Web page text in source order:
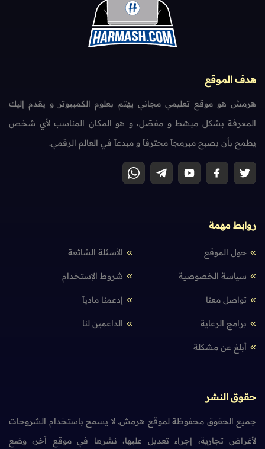
هدف الموقع
هرمش هو موقع تعليمي مجاني يهتم بعلوم الكمبيوتر و يقدم إليك
المعرفة بشكل مبسّط و مفصّل، و هو المكان المناسب لأي شخص
يطمح بأن يصبح مبرمجاً محترفاً و مبدعاً في العالم الرقمي.
روابط مهمة
حول الموقع الأسئلة الشائعة
سياسة الخصوصية شروط الإستخدام
تواصل معنا إدعمنا مادياً
برامج الرعاية الداعمين لنا
أبلغ عن مشكلة
حقوق النشر
جميع الحقوق محفوظة لموقع هرمش. لا يسمح باستخدام الشروحات
لأغراض تجارية، إجراء تعديل عليها، نشرها في موقع آخر، وضع